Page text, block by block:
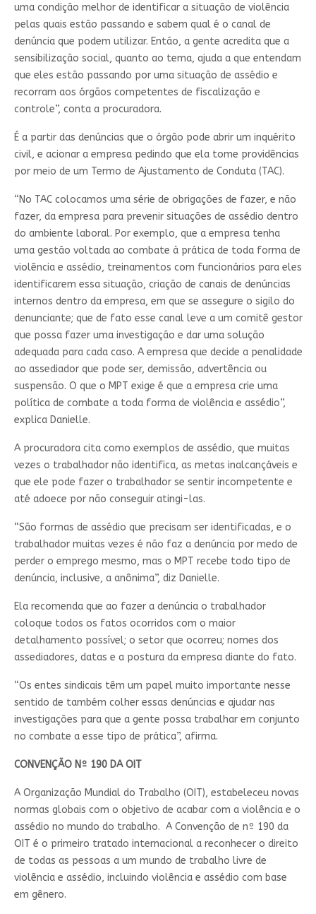
uma condição melhor de identificar a situação de violência
pelas quais estão passando e sabem qual é o canal de
denúncia que podem utilizar. Então, a gente acredita que a
sensibilização social, quanto ao tema, ajuda a que entendam
que eles estão passando por uma situação de assédio e
recorram aos órgãos competentes de fiscalização e
controle”, conta a procuradora.
É a partir das denúncias que o órgão pode abrir um inquérito
civil, e acionar a empresa pedindo que ela tome providências
por meio de um Termo de Ajustamento de Conduta (TAC).
“No TAC colocamos uma série de obrigações de fazer, e não
fazer, da empresa para prevenir situações de assédio dentro
do ambiente laboral. Por exemplo, que a empresa tenha
uma gestão voltada ao combate à prática de toda forma de
violência e assédio, treinamentos com funcionários para eles
identificarem essa situação, criação de canais de denúncias
internos dentro da empresa, em que se assegure o sigilo do
denunciante; que de fato esse canal leve a um comitê gestor
que possa fazer uma investigação e dar uma solução
adequada para cada caso. A empresa que decide a penalidade
ao assediador que pode ser, demissão, advertência ou
suspensão. O que o MPT exige é que a empresa crie uma
política de combate a toda forma de violência e assédio”,
explica Danielle.
A procuradora cita como exemplos de assédio, que muitas
vezes o trabalhador não identifica, as metas inalcançáveis e
que ele pode fazer o trabalhador se sentir incompetente e
até adoece por não conseguir atingi-las.
“São formas de assédio que precisam ser identificadas, e o
trabalhador muitas vezes é não faz a denúncia por medo de
perder o emprego mesmo, mas o MPT recebe todo tipo de
denúncia, inclusive, a anônima”, diz Danielle.
Ela recomenda que ao fazer a denúncia o trabalhador
coloque todos os fatos ocorridos com o maior
detalhamento possível; o setor que ocorreu; nomes dos
assediadores, datas e a postura da empresa diante do fato.
“Os entes sindicais têm um papel muito importante nesse
sentido de também colher essas denúncias e ajudar nas
investigações para que a gente possa trabalhar em conjunto
no combate a esse tipo de prática”, afirma.
CONVENÇÃO Nº 190 DA OIT
A Organização Mundial do Trabalho (OIT), estabeleceu novas
normas globais com o objetivo de acabar com a violência e o
assédio no mundo do trabalho. A Convenção de nº 190 da
OIT é o primeiro tratado internacional a reconhecer o direito
de todas as pessoas a um mundo de trabalho livre de
violência e assédio, incluindo violência e assédio com base
em gênero.